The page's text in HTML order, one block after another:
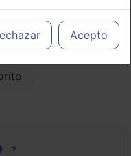
de los
y decidir, en
adecuado a lasAcepto
2